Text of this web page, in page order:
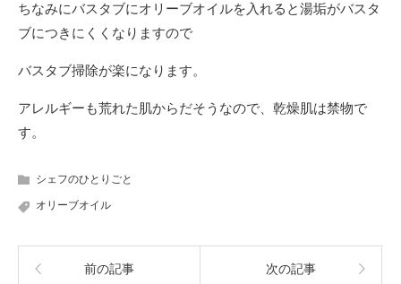
ちなみにバスタブにオリーブオイルを入れると湯垢がバスタ
ブにつきにくくなりますので
バスタブ掃除が楽になります。
アレルギーも荒れた肌からだそうなので、乾燥肌は禁物で
す。
シェフのひとりごと
オリーブオイル
前の記事 次の記事